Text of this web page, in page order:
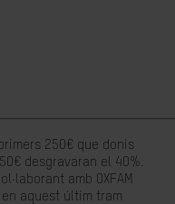
250€ que donis
desgravaran el 40%.
amb OXFAM
en aquest últim tram